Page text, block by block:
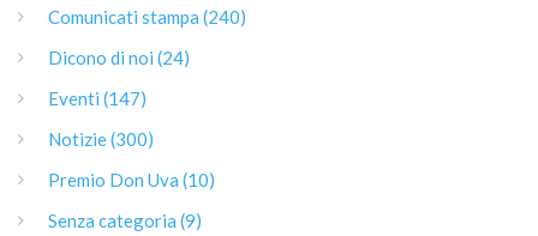
Comunicati stampa (240)
Dicono di noi (24)
Eventi (147)
Notizie (300)
Premio Don Uva (10)
Senza categoria (9)